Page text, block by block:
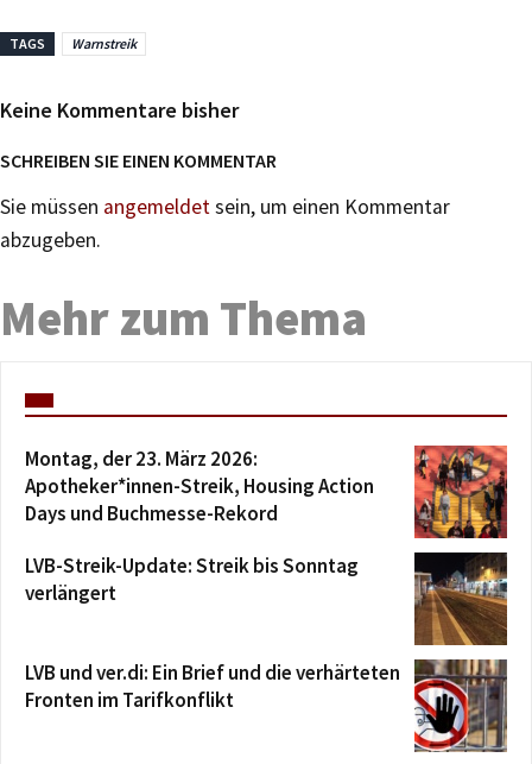
TAGS Warnstreik
Keine Kommentare bisher
SCHREIBEN SIE EINEN KOMMENTAR
Sie müssen angemeldetsein, um einen Kommentar
abzugeben.
Mehr zum Thema
Montag, der 23. März 2026:
Apotheker*innen-Streik, Housing Action
Days und Buchmesse-Rekord
LVB-Streik-Update: Streik bis Sonntag
verlängert
LVB und ver.di: Ein Brief und die verhärteten
Fronten im Tarifkonflikt